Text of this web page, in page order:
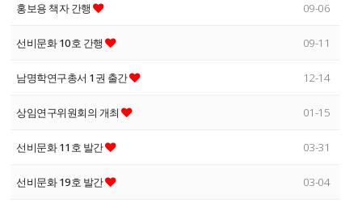
홍보용 책자 간행 09-06
선비문화 10호 간행 09-11
남명학연구총서 1권 출간 12-14
상임연구위원회의 개최 01-15
선비문화 11호 발간 03-31
선비문화 19호 발간 03-04